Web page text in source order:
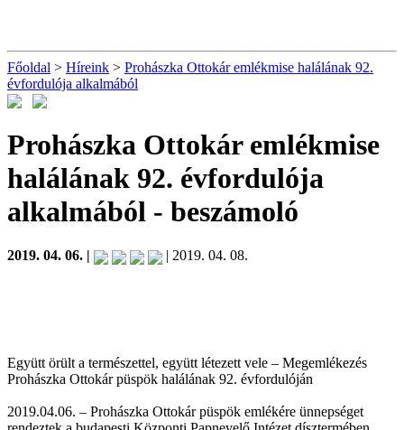
Főoldal > Híreink > Prohászka Ottokár emlékmise halálának 92.
évfordulója alkalmából
Prohászka Ottokár emlékmise
halálának 92. évfordulója
alkalmából - beszámoló
2019. 04. 06. | | 2019. 04. 08.
Együtt örült a természettel, együtt létezett vele – Megemlékezés
Prohászka Ottokár püspök halálának 92. évfordulóján
2019.04.06. – Prohászka Ottokár püspök emlékére ünnepséget